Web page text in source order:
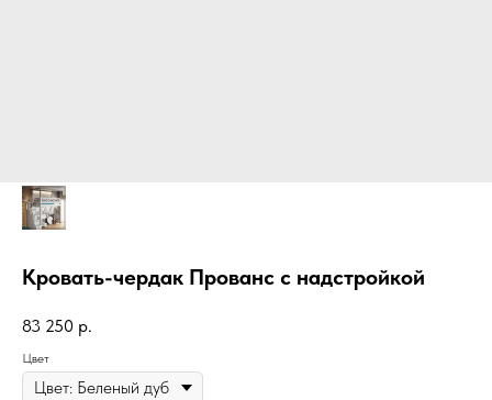
Кровать-чердак Прованс с надстройкой
83 250 р.
Цвет